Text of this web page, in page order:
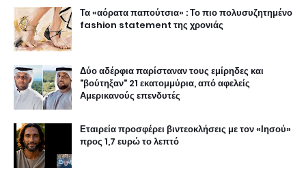
Τα «αόρατα παπούτσια» : Το πιο πολυσυζητημένο
fashion statement της χρονιάς
Δύο αδέρφια παρίσταναν τους εμίρηδες και
"βούτηξαν" 21 εκατομμύρια, από αφελείς
Αμερικανούς επενδυτές
Εταιρεία προσφέρει βιντεοκλήσεις με τον «Ιησού»
προς 1,7 ευρώ το λεπτό